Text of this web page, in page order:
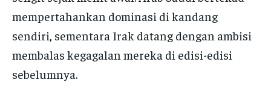
mempertahankan dominasi di kandang
sendiri, sementara Irak datang dengan ambisi
membalas kegagalan mereka di edisi-edisi
sebelumnya.